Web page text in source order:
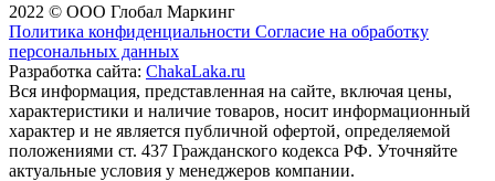
2022 © ООО Глобал Маркинг
Политика конфиденциальности Согласие на обработку
персональных данных
Разработка сайта: ChakaLaka.ru
Вся информация, представленная на сайте, включая цены,
характеристики и наличие товаров, носит информационный
характер и не является публичной офертой, определяемой
положениями ст. 437 Гражданского кодекса РФ. Уточняйте
актуальные условия у менеджеров компании.